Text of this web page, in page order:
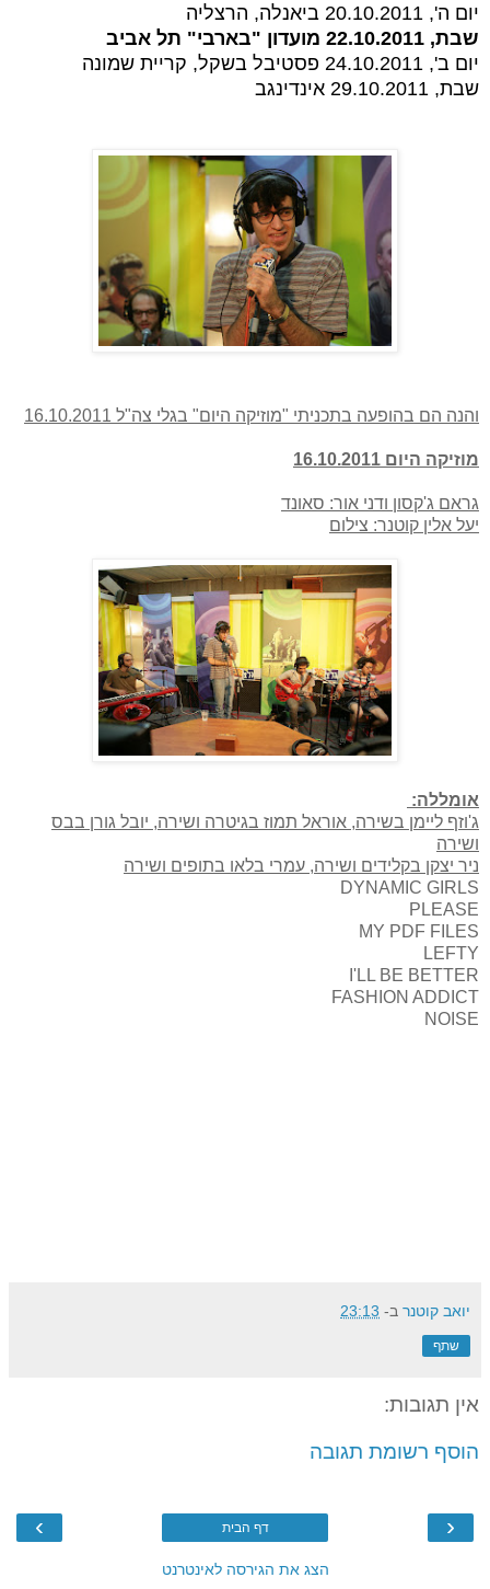
יום ה', 20.10.2011 ביאנלה, הרצליה
שבת, 22.10.2011 מועדון "בארבי" תל אביב
יום ב', 24.10.2011 פסטיבל בשקל, קריית שמונה
שבת, 29.10.2011 אינדינגב
והנה הם בהופעה בתכניתי "מוזיקה היום" בגלי צה"ל 16.10.2011
מוזיקה היום 16.10.2011
גראם ג'קסון ודני אור: סאונד
יעל אלין קוטנר: צילום
אומללה:
ג'וזף ליימן בשירה, אוראל תמוז בגיטרה ושירה, יובל גורן בבס
ושירה
ניר יצקן בקלידים ושירה, עמרי בלאו בתופים ושירה
DYNAMIC GIRLS
PLEASE
MY PDF FILES
LEFTY
I'LL BE BETTER
FASHION ADDICT
NOISE
יואב קוטנר ב- 23:13
שתף
אין תגובות:
הוסף רשומת תגובה
‹
› דף הבית
הצג את הגירסה לאינטרנט